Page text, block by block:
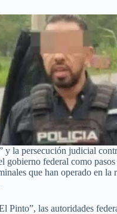
y la persecución judicial
gobierno federal como pasos
que han operado en la
Pinto”, las autoridades